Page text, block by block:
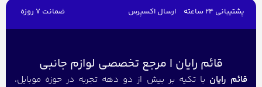
پشتیبانی 24 ساعته ارسال اکسپرس ضمانت 7 روزه
قائم رایان | مرجع تخصصی لوازم جانبی
قائم رایان با تکیه بر بیش از دو دهه تجربه در حوزه موبایل،